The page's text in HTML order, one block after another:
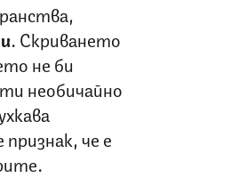
. Скриването
не би
необичайно
че е